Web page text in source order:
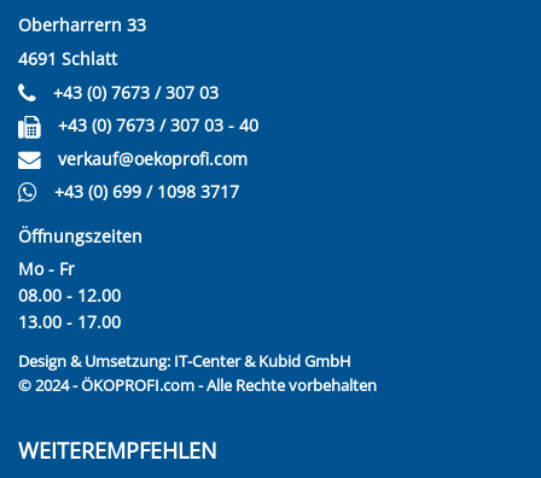
Oberharrern 33
4691 Schlatt
+43 (0) 7673 / 307 03
+43 (0) 7673 / 307 03 - 40
verkauf@oekoprofi.com
+43 (0) 699 / 1098 3717
Öffnungszeiten
Mo - Fr
08.00 - 12.00
13.00 - 17.00
Design & Umsetzung: IT-Center & Kubid GmbH
© 2024 - ÖKOPROFI.com - Alle Rechte vorbehalten
WEITEREMPFEHLEN